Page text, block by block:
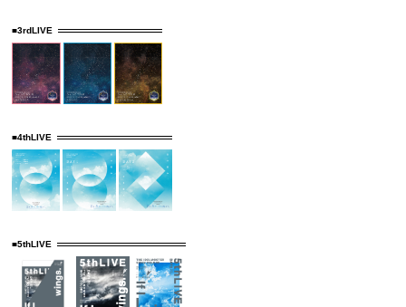
■3rdLIVE
■4thLIVE
■5thLIVE